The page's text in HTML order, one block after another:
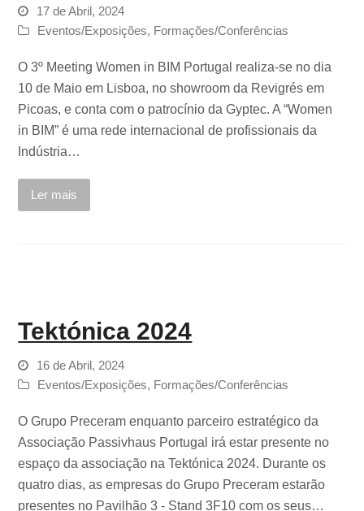
17 de Abril, 2024
Eventos/Exposições, Formações/Conferências
O 3º Meeting Women in BIM Portugal realiza-se no dia
10 de Maio em Lisboa, no showroom da Revigrés em
Picoas, e conta com o patrocínio da Gyptec. A “Women
in BIM” é uma rede internacional de profissionais da
Indústria…
Ler mais
Tektónica 2024
16 de Abril, 2024
Eventos/Exposições, Formações/Conferências
O Grupo Preceram enquanto parceiro estratégico da
Associação Passivhaus Portugal irá estar presente no
espaço da associação na Tektónica 2024. Durante os
quatro dias, as empresas do Grupo Preceram estarão
presentes no Pavilhão 3 - Stand 3F10 com os seus…